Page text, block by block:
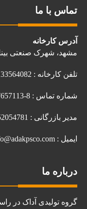
تماس با ما
آدرس کارخانه
مشهد، شهرک صنعتی
تلفن کارخانه : 05133564082
شماره تماس : 8-05137657113
مدیر بازرگانی : 09152054781
ایمیل : Info@adakpsco.com
درباره ما
گروه تولیدی آداک در